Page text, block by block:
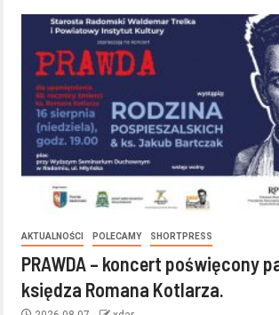
AKTUALNOŚCI POLECAMY SHORTPRESS
PRAWDA – koncert poświęcony
księdza Romana Kotlarza.